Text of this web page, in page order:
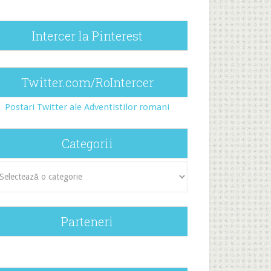
Intercer la Pinterest
Twitter.com/RoIntercer
Postari Twitter ale Adventistilor romani
Categorii
Parteneri